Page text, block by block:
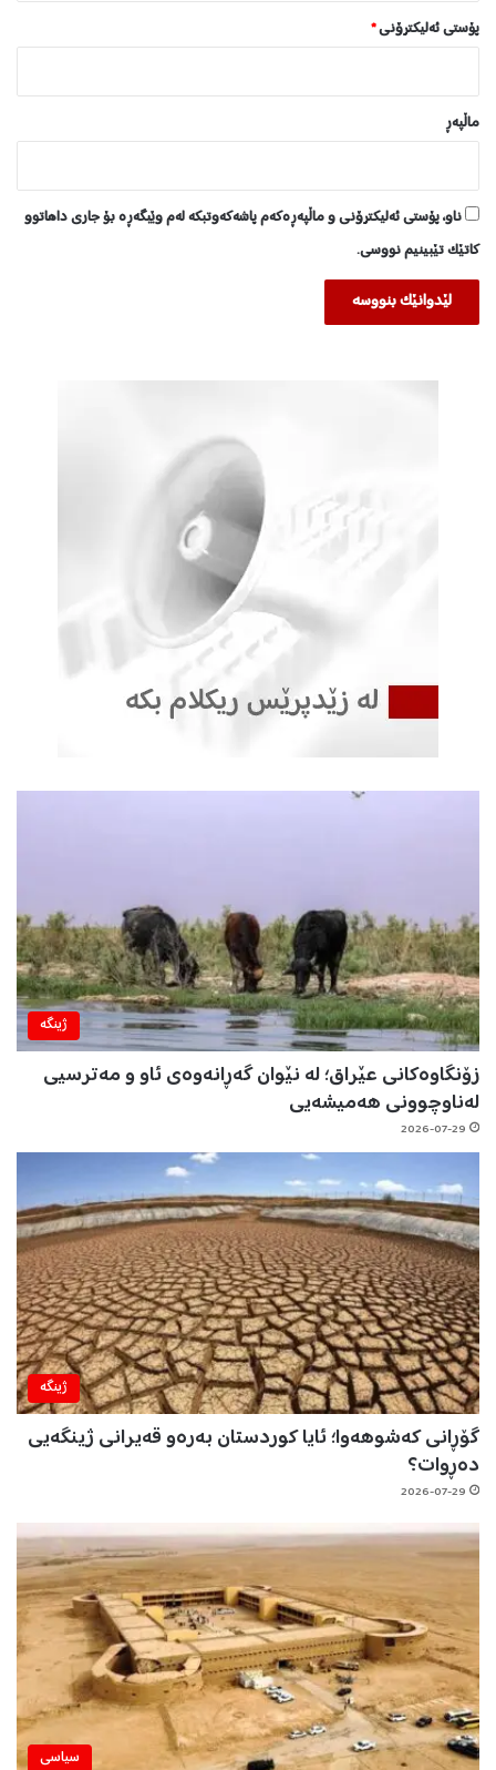
پۆستی ئەلیکترۆنی*
ماڵپه‌ڕ
ناو، پۆستی ئەلیکترۆنی و ماڵپەڕەکەم پاشەکەوتبکە لەم وێبگەڕە بۆ جاری داهاتوو
کاتێک تێبینیم نووسی.
ژینگه‌
زۆنگاوەکانی عێراق؛ لە نێوان گەڕانەوەی ئاو و مەترسیی
لەناوچوونی هەمیشەیی
2026-07-29
ژینگه‌
گۆڕانی کەشوهەوا؛ ئایا کوردستان بەرەو قەیرانی ژینگەیی
دەڕوات؟
2026-07-29
سیاسی